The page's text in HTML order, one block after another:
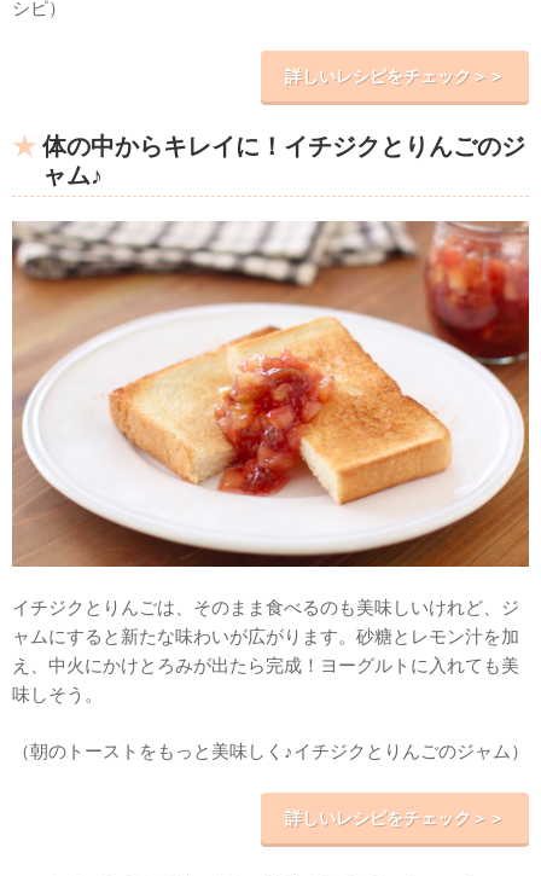
シピ）
詳しいレシピをチェック＞＞
体の中からキレイに！イチジクとりんごのジ
ャム♪
イチジクとりんごは、そのまま食べるのも美味しいけれど、ジ
ャムにすると新たな味わいが広がります。砂糖とレモン汁を加
え、中火にかけとろみが出たら完成！ヨーグルトに入れても美
味しそう。
（朝のトーストをもっと美味しく♪イチジクとりんごのジャム）
詳しいレシピをチェック＞＞